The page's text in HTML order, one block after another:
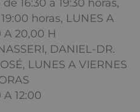
16:30 a 19:30 horas,
horas, LUNES A
A 20,00 H
DANIEL-DR.
LUNES A VIERNES
12:00